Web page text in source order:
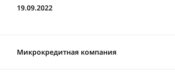
19.09.2022
Микрокредитная компания